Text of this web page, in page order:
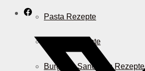
Pasta Rezepte
Auflauf Rezepte
Burger & Sandwich Rezepte